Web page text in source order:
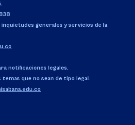
generales y servicios de la
notificaciones legales.
que no sean de tipo legal.